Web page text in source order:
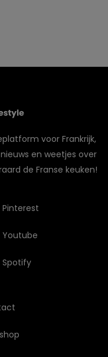
voor Frankrijk,
en weetjes over
de Franse keuken!
Pinterest
Youtube
Spotify